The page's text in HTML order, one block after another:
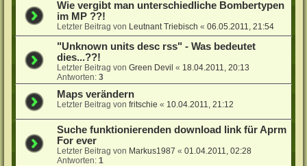
Wie vergibt man unterschiedliche Bombertypen
im MP ??!
Letzter Beitrag von Leutnant Triebisch «06.05.2011, 21:54
"Unknown units desc rss" - Was bedeutet
dies...??!
Letzter Beitrag vonGreen Devil « 18.04.2011, 20:13
Antworten:3
Maps verändern
Letzter Beitrag vonfritschie « 10.04.2011, 21:12
Suche funktionierenden download link für Aprm
For ever
Letzter Beitrag von Markus1987 «01.04.2011, 02:28
Antworten:1